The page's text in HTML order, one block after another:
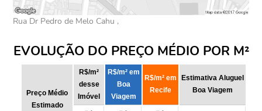
Rua Dr Pedro de Melo Cahu ,
EVOLUÇÃO DO PREÇO MÉDIO POR M²